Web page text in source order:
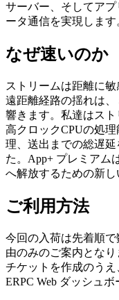
サーバー、そしてア
ータ通信を実現します
なぜ速いのか
ストリームは距離に
遠距離経路の揺れは
響きます。私達はスト
高クロックCPUの処
理、送出までの総遅
た。App+ プレミアム
へ解放するための新し
ご利用方法
今回の入荷は先着順
由のみのご案内となり
チケットを作成のうえ
ERPC Web ダッシュボ